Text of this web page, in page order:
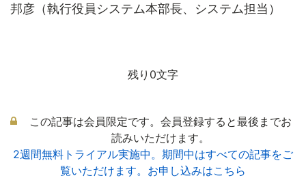
邦彦（執行役員システム本部長、システム担当）
残り0文字
この記事は会員限定です。会員登録すると最後までお
読みいただけます。
2週間無料トライアル実施中。期間中はすべての記事をご
覧いただけます。お申し込みはこちら